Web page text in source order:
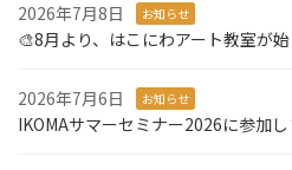
2026年7月8日 お知らせ
🎨8月より、はこにわアート教室が
2026年7月6日 お知らせ
IKOMAサマーセミナー2026に参加